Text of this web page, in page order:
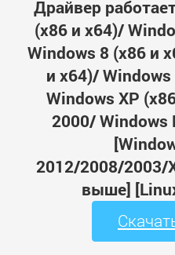
Драйвер
(x86 и x64)/
Windows 8 (x86 и
и x64)/
Windows XP
2000/ Windows
2012/2008/2003/
выше]